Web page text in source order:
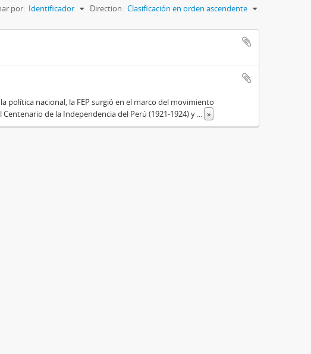
por: Identificador Direction: Clasificación en orden ascendente
política nacional, la FEP surgió en el marco del movimiento
de la Independencia del Perú (1921-1924) y ... »